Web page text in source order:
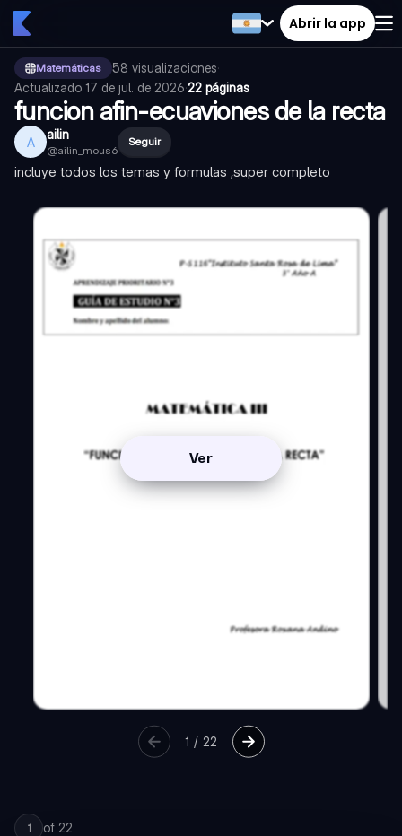
Abrir la app
Matemáticas 58 visualizaciones·
Actualizado 17 de jul. de 2026·22 páginas
funcion afin-ecuaviones de la recta
A ailin
@ailin_mous6
Seguir
incluye todos los temas y formulas ,super completo
Ver
1 / 22
1 of 22